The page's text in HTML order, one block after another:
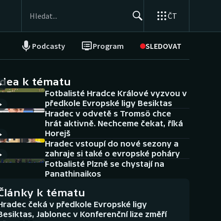
ČT
Podcasty Program SLEDOVAT
NEPŘEHLÉDNĚTE
Historické návraty
Aplikace ČT sport
AZ kvíz
k tématu
Fotbalisté Hradce Králové vyzvou v
předkole Evropské ligy Besiktas
Hradec v odvetě s Tromsö chce
hrát aktivně. Nechceme čekat, říká
Horejš
Hradec vstoupí do nové sezony a
zahraje si také o evropské poháry
Fotbalisté Plzně se chystají na
Panathinaikos
k tématu
čeká v předkole Evropské ligy
Jablonec v Konferenční lize změří